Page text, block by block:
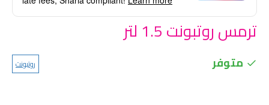
ترمس روتبونت 1.5 لتر
متوفر روتبونت